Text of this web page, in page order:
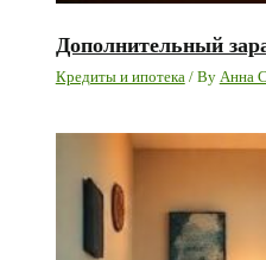
Дополнительный
Кредиты и ипотека/ By Анна